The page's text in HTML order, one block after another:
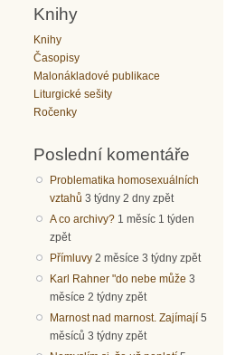
Knihy
Knihy
Časopisy
Malonákladové publikace
Liturgické sešity
Ročenky
Poslední komentáře
Problematika homosexuálních
vztahů 3 týdny 2 dny zpět
A co archivy? 1 měsíc 1 týden
zpět
Přímluvy 2 měsíce 3 týdny zpět
Karl Rahner "do nebe může 3
měsíce 2 týdny zpět
Marnost nad marnost. Zajímají 5
měsíců 3 týdny zpět